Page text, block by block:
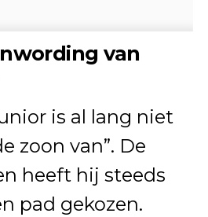
van
is al lang niet
zoon van”. De
heeft hij steeds
pad gekozen.